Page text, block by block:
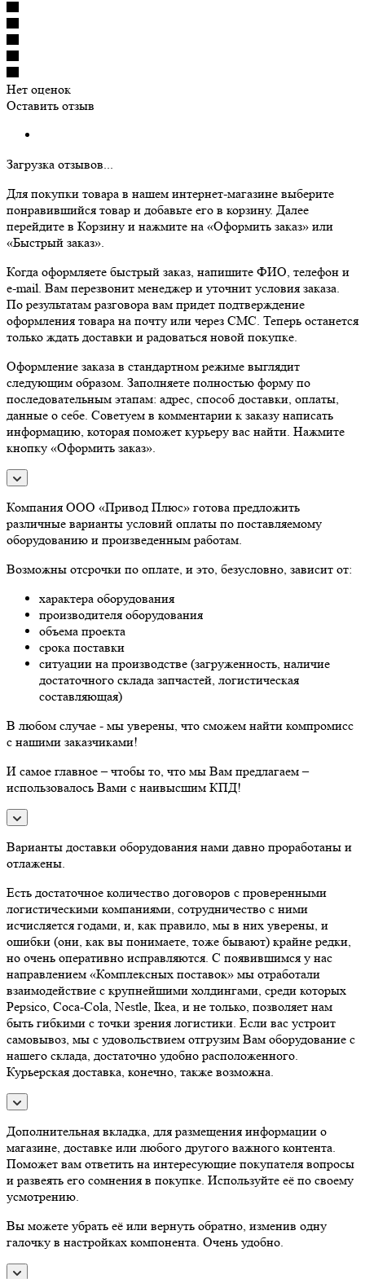
Нет оценок
Оставить отзыв
Загрузка отзывов...
Для покупки товара в нашем интернет-магазине выберите
понравившийся товар и добавьте его в корзину. Далее
перейдите в Корзину и нажмите на «Оформить заказ» или
«Быстрый заказ».
Когда оформляете быстрый заказ, напишите ФИО, телефон и
e-mail. Вам перезвонит менеджер и уточнит условия заказа.
По результатам разговора вам придет подтверждение
оформления товара на почту или через СМС. Теперь останется
только ждать доставки и радоваться новой покупке.
Оформление заказа в стандартном режиме выглядит
следующим образом. Заполняете полностью форму по
последовательным этапам: адрес, способ доставки, оплаты,
данные о себе. Советуем в комментарии к заказу написать
информацию, которая поможет курьеру вас найти. Нажмите
кнопку «Оформить заказ».
Компания ООО «Привод Плюс» готова предложить
различные варианты условий оплаты по поставляемому
оборудованию и произведенным работам.
Возможны отсрочки по оплате, и это, безусловно, зависит от:
характера оборудования
производителя оборудования
объема проекта
срока поставки
ситуации на производстве (загруженность, наличие
достаточного склада запчастей, логистическая
составляющая)
В любом случае - мы уверены, что сможем найти компромисс
с нашими заказчиками!
И самое главное – чтобы то, что мы Вам предлагаем –
использовалось Вами с наивысшим КПД!
Варианты доставки оборудования нами давно проработаны и
отлажены.
Есть достаточное количество договоров с проверенными
логистическими компаниями, сотрудничество с ними
исчисляется годами, и, как правило, мы в них уверены, и
ошибки (они, как вы понимаете, тоже бывают) крайне редки,
но очень оперативно исправляются. С появившимся у нас
направлением «Комплексных поставок» мы отработали
взаимодействие с крупнейшими холдингами, среди которых
Pepsico, Coca-Cola, Nestle, Ikea, и не только, позволяет нам
быть гибкими с точки зрения логистики. Если вас устроит
самовывоз, мы с удовольствием отгрузим Вам оборудование с
нашего склада, достаточно удобно расположенного.
Курьерская доставка, конечно, также возможна.
Дополнительная вкладка, для размещения информации о
магазине, доставке или любого другого важного контента.
Поможет вам ответить на интересующие покупателя вопросы
и развеять его сомнения в покупке. Используйте её по своему
усмотрению.
Вы можете убрать её или вернуть обратно, изменив одну
галочку в настройках компонента. Очень удобно.